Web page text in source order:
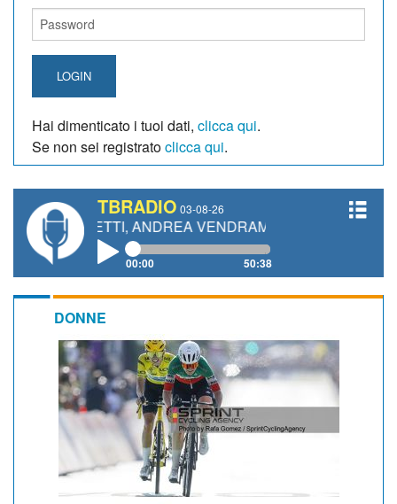
LOGIN
Hai dimenticato i tuoi dati, clicca qui.
Se non sei registratoclicca qui.
TBRADIO 03-08-26
ANDREA VENDRAME, FILIPPO FIORELLI
00:00 50:38
DONNE